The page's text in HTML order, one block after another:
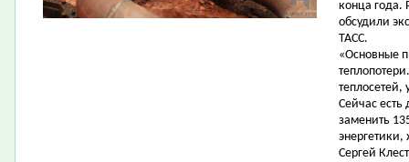
конца года.
обсудили
ТАСС.
«Основные
Сейчас есть
заменить
Сергей